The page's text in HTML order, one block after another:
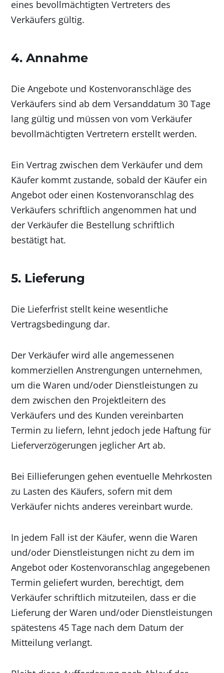
eines bevollmächtigten Vertreters des
Verkäufers gültig.
4. Annahme
Die Angebote und Kostenvoranschläge des
Verkäufers sind ab dem Versanddatum 30 Tage
lang gültig und müssen von vom Verkäufer
bevollmächtigten Vertretern erstellt werden.
Ein Vertrag zwischen dem Verkäufer und dem
Käufer kommt zustande, sobald der Käufer ein
Angebot oder einen Kostenvoranschlag des
Verkäufers schriftlich angenommen hat und
der Verkäufer die Bestellung schriftlich
bestätigt hat.
5. Lieferung
Die Lieferfrist stellt keine wesentliche
Vertragsbedingung dar.
Der Verkäufer wird alle angemessenen
kommerziellen Anstrengungen unternehmen,
um die Waren und/oder Dienstleistungen zu
dem zwischen den Projektleitern des
Verkäufers und des Kunden vereinbarten
Termin zu liefern, lehnt jedoch jede Haftung für
Lieferverzögerungen jeglicher Art ab.
Bei Eillieferungen gehen eventuelle Mehrkosten
zu Lasten des Käufers, sofern mit dem
Verkäufer nichts anderes vereinbart wurde.
In jedem Fall ist der Käufer, wenn die Waren
und/oder Dienstleistungen nicht zu dem im
Angebot oder Kostenvoranschlag angegebenen
Termin geliefert wurden, berechtigt, dem
Verkäufer schriftlich mitzuteilen, dass er die
Lieferung der Waren und/oder Dienstleistungen
spätestens 45 Tage nach dem Datum der
Mitteilung verlangt.